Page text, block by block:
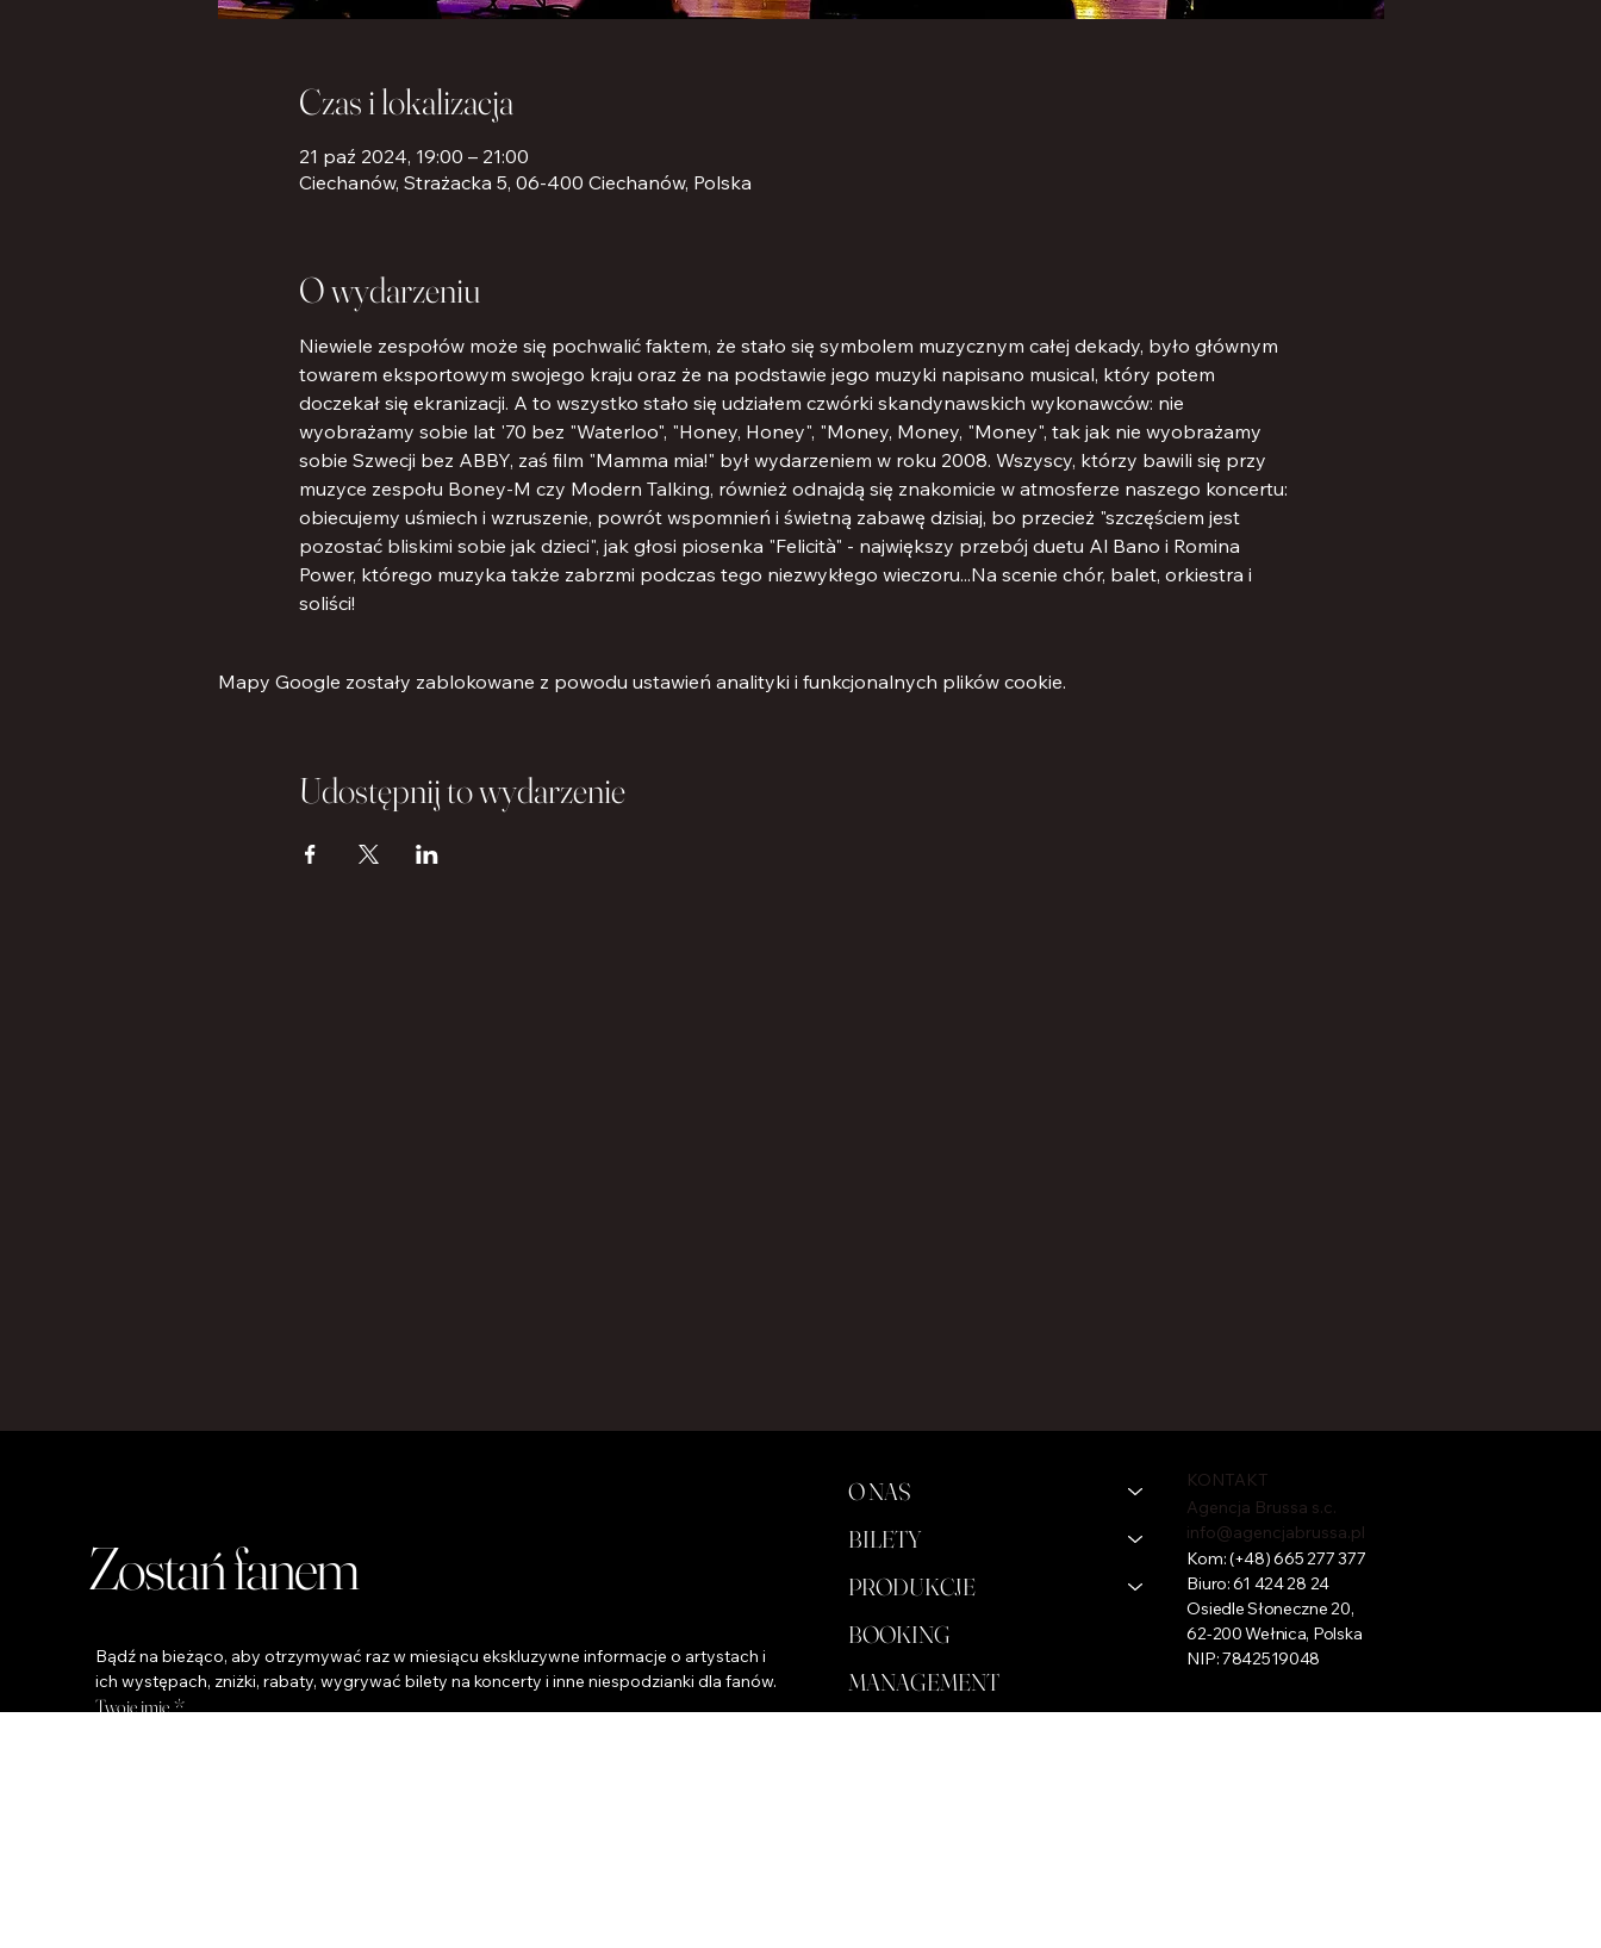
Czas i lokalizacja
21 paź 2024, 19:00 – 21:00
Ciechanów, Strażacka 5, 06-400 Ciechanów, Polska
O wydarzeniu
Niewiele zespołów może się pochwalić faktem, że stało się symbolem muzycznym całej dekady, było głównym
towarem eksportowym swojego kraju oraz że na podstawie jego muzyki napisano musical, który potem
doczekał się ekranizacji. A to wszystko stało się udziałem czwórki skandynawskich wykonawców: nie
wyobrażamy sobie lat '70 bez "Waterloo", "Honey, Honey", "Money, Money, "Money", tak jak nie wyobrażamy
sobie Szwecji bez ABBY, zaś film "Mamma mia!" był wydarzeniem w roku 2008. Wszyscy, którzy bawili się przy
muzyce zespołu Boney-M czy Modern Talking, również odnajdą się znakomicie w atmosferze naszego koncertu:
obiecujemy uśmiech i wzruszenie, powrót wspomnień i świetną zabawę dzisiaj, bo przecież "szczęściem jest
pozostać bliskimi sobie jak dzieci", jak głosi piosenka "Felicità" - największy przebój duetu Al Bano i Romina
Power, którego muzyka także zabrzmi podczas tego niezwykłego wieczoru...Na scenie chór, balet, orkiestra i
soliści!
Mapy Google zostały zablokowane z powodu ustawień analityki i funkcjonalnych plików cookie.
Udostępnij to wydarzenie
Zostań fanem
Bądź na bieżąco, aby otrzymywać raz w miesiącu ekskluzywne informacje o artystach i
ich występach, zniżki, rabaty, wygrywać bilety na koncerty i inne niespodzianki dla fanów.
Twoje imię *
KONTAKT
Agencja Brussa s.c.
info@agencjabrussa.pl
Kom:(+48) 665 277 377
Biuro:61 424 28 24
Osiedle Słoneczne 20,
62-200 Wełnica, Polska
NIP: 7842519048
O NAS
BILETY
PRODUKCJE
BOOKING
MANAGEMENT